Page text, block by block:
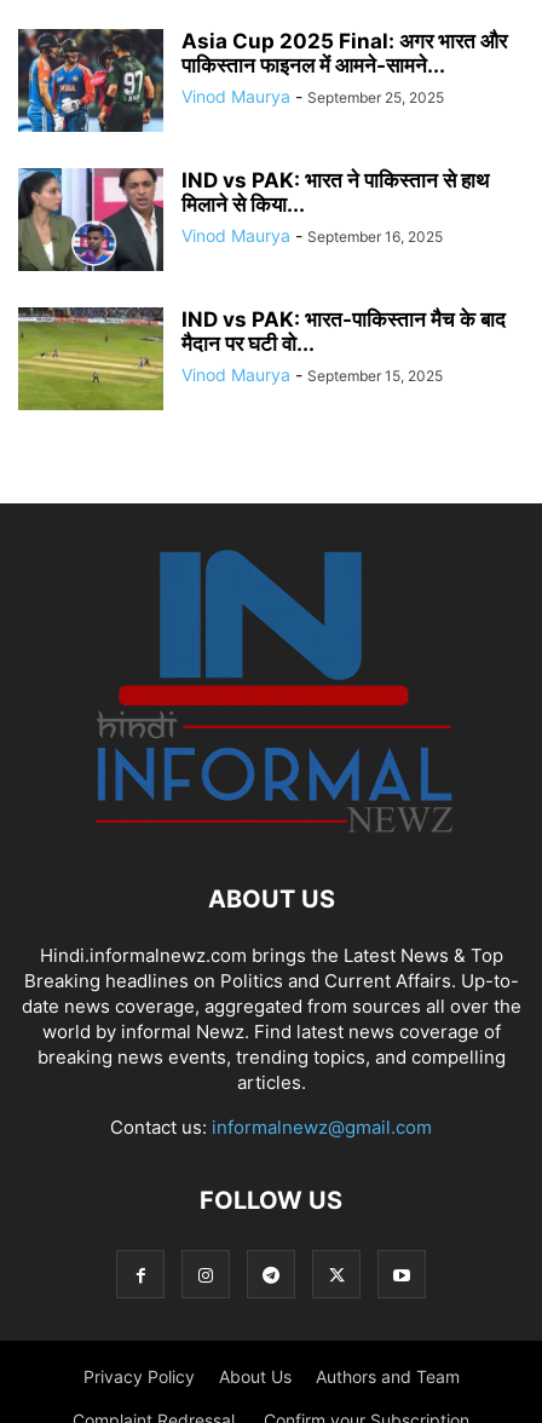
Asia Cup 2025 Final: अगर भारत और
पाकिस्तान फाइनल में आमने-सामने...
Vinod Maurya - September 25, 2025
IND vs PAK: भारत ने पाकिस्तान से हाथ
मिलाने से किया...
Vinod Maurya - September 16, 2025
IND vs PAK: भारत-पाकिस्तान मैच के बाद
मैदान पर घटी वो...
Vinod Maurya - September 15, 2025
ABOUT US
Hindi.informalnewz.com brings the Latest News & Top
Breaking headlines on Politics and Current Affairs. Up-to-
date news coverage, aggregated from sources all over the
world by informal Newz. Find latest news coverage of
breaking news events, trending topics, and compelling
articles.
Contact us: informalnewz@gmail.com
FOLLOW US
Privacy Policy About Us Authors and Team